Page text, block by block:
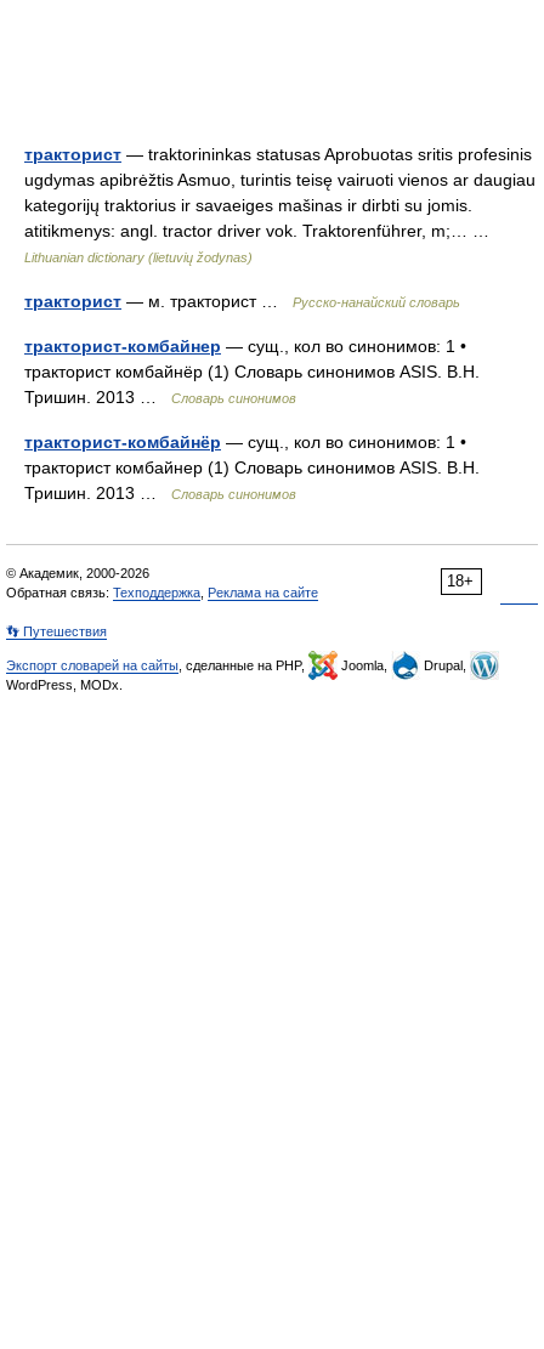
тракторист — traktorininkas statusas Aprobuotas sritis profesinis
ugdymas apibrėžtis Asmuo, turintis teisę vairuoti vienos ar daugiau
kategorijų traktorius ir savaeiges mašinas ir dirbti su jomis.
atitikmenys: angl. tractor driver vok. Traktorenführer, m;… …
Lithuanian dictionary (lietuvių žodynas)
тракторист — м. тракторист … Русско-нанайский словарь
тракторист-комбайнер — сущ., кол во синонимов: 1 •
тракторист комбайнёр (1) Словарь синонимов ASIS. В.Н.
Тришин. 2013 …
Словарь синонимов
тракторист-комбайнёр — сущ., кол во синонимов: 1 •
тракторист комбайнер (1) Словарь синонимов ASIS. В.Н.
Тришин. 2013 …
Словарь синонимов
18+
© Академик, 2000-2026
Обратная связь: Техподдержка Реклама на сайте
👣 Путешествия
Экспорт словарей на сайты , сделанные на PHP, Joomla,
Drupal,
WordPress, MODx.